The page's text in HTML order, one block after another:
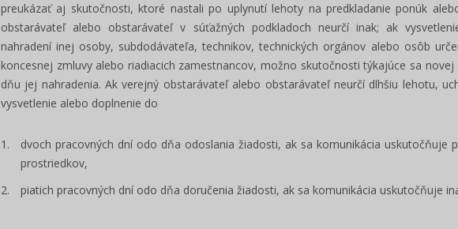
preukázať aj skutočnosti, ktoré nastali po uplynutí lehoty na predkladanie ponúk
obstarávateľ alebo obstarávateľ v súťažných podkladoch neurčí inak; ak
nahradení inej osoby, subdodávateľa, technikov, technických orgánov alebo osôb
koncesnej zmluvy alebo riadiacich zamestnancov, možno skutočnosti týkajúce sa
dňu jej nahradenia. Ak verejný obstarávateľ alebo obstarávateľ neurčí dlhšiu lehotu,
vysvetlenie alebo doplnenie do
dvoch pracovných dní odo dňa odoslania žiadosti, ak sa komunikácia uskutočňuje
prostriedkov,
piatich pracovných dní odo dňa doručenia žiadosti, ak sa komunikácia uskutočňuje